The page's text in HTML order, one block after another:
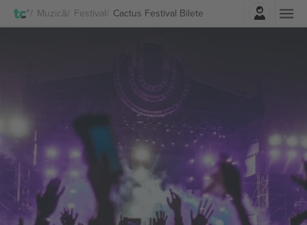
Muzică Festival Cactus Festival Bilete
Autentificare